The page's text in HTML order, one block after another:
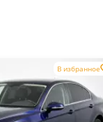
В избранное